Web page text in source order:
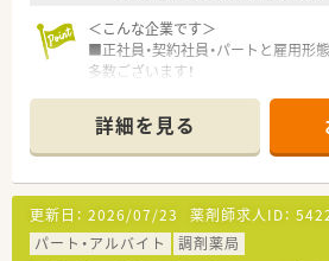
＜こんな企業です＞
■正社員・契約社員・パートと雇用形
多数ございます！
がキャリアの幅を広げる事のできる
■安定経営の大手ドラッグストアで
転居の際にも店舗異動のご相談も
■e-ラーニングシステムなど研修制度
■嬉しい社割制度あり◎日用品を社員
詳細を見る
更新日： 2026/07/23 薬剤師求人ID：
パート・アルバイト
調剤薬局